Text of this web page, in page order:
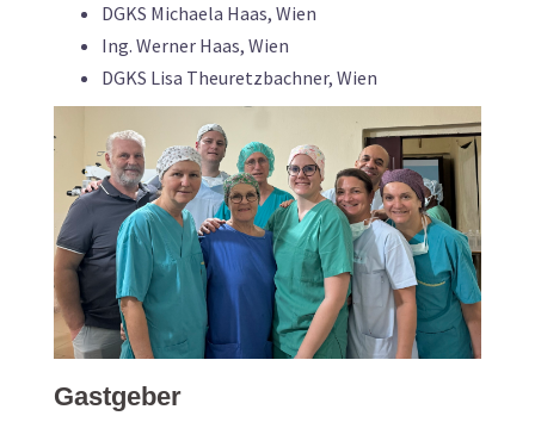
DGKS Michaela Haas, Wien
Ing. Werner Haas, Wien
DGKS Lisa Theuretzbachner, Wien
Gastgeber